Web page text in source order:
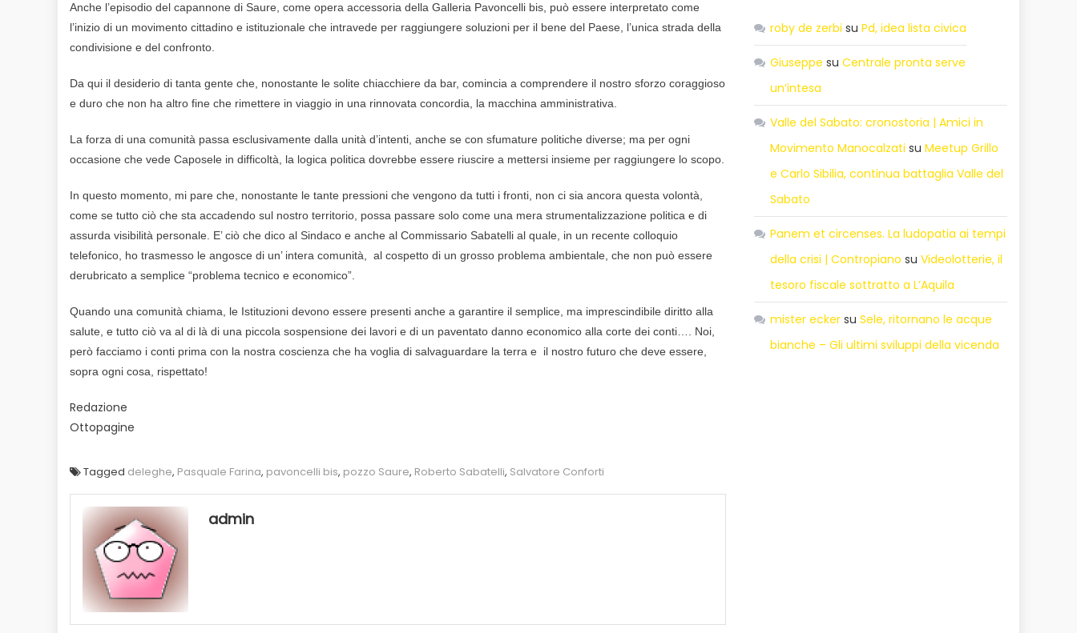
Anche l’episodio del capannone di Saure, come opera accessoria della Galleria Pavoncelli bis, può essere interpretato come
l’inizio di un movimento cittadino e istituzionale che intravede per raggiungere soluzioni per il bene del Paese, l’unica strada della
condivisione e del confronto.
Da qui il desiderio di tanta gente che, nonostante le solite chiacchiere da bar, comincia a comprendere il nostro sforzo coraggioso
e duro che non ha altro fine che rimettere in viaggio in una rinnovata concordia, la macchina amministrativa.
La forza di una comunità passa esclusivamente dalla unità d’intenti, anche se con sfumature politiche diverse; ma per ogni
occasione che vede Caposele in difficoltà, la logica politica dovrebbe essere riuscire a mettersi insieme per raggiungere lo scopo.
In questo momento, mi pare che, nonostante le tante pressioni che vengono da tutti i fronti, non ci sia ancora questa volontà,
come se tutto ciò che sta accadendo sul nostro territorio, possa passare solo come una mera strumentalizzazione politica e di
assurda visibilità personale. E’ ciò che dico al Sindaco e anche al Commissario Sabatelli al quale, in un recente colloquio
telefonico, ho trasmesso le angosce di un’ intera comunità, al cospetto di un grosso problema ambientale, che non può essere
derubricato a semplice “problema tecnico e economico”.
Quando una comunità chiama, le Istituzioni devono essere presenti anche a garantire il semplice, ma imprescindibile diritto alla
salute, e tutto ciò va al di là di una piccola sospensione dei lavori e di un paventato danno economico alla corte dei conti…. Noi,
però facciamo i conti prima con la nostra coscienza che ha voglia di salvaguardare la terra e il nostro futuro che deve essere,
sopra ogni cosa, rispettato!
Redazione
Ottopagine
Tagged deleghe, Pasquale Farina, pavoncelli bis, pozzo Saure, Roberto Sabatelli, Salvatore Conforti
admin
roby de zerbi suPd, idea lista civica
Giuseppe suCentrale pronta serve
un’intesa
Valle del Sabato: cronostoria | Amici in
Movimento Manocalzati suMeetup Grillo
e Carlo Sibilia, continua battaglia Valle del
Sabato
Panem et circenses. La ludopatia ai tempi
della crisi | Contropiano suVideolotterie, il
tesoro fiscale sottratto a L’Aquila
mister ecker suSele, ritornano le acque
bianche – Gli ultimi sviluppi della vicenda